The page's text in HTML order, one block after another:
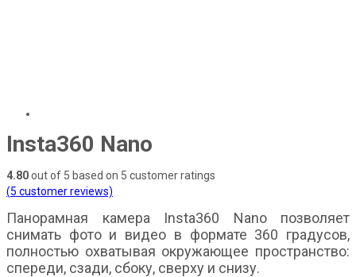
Insta360 Nano
4.80out of 5 based on 5 customer ratings
(5 customer reviews)
Панорамная камера Insta360 Nano позволяет
снимать фото и видео в формате 360 градусов,
полностью охватывая окружающее пространство:
спереди, сзади, сбоку, сверху и снизу.